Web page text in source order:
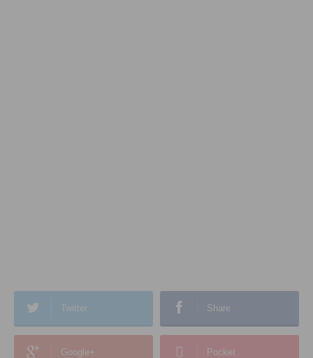
Twitter Share
Google+ Pocket